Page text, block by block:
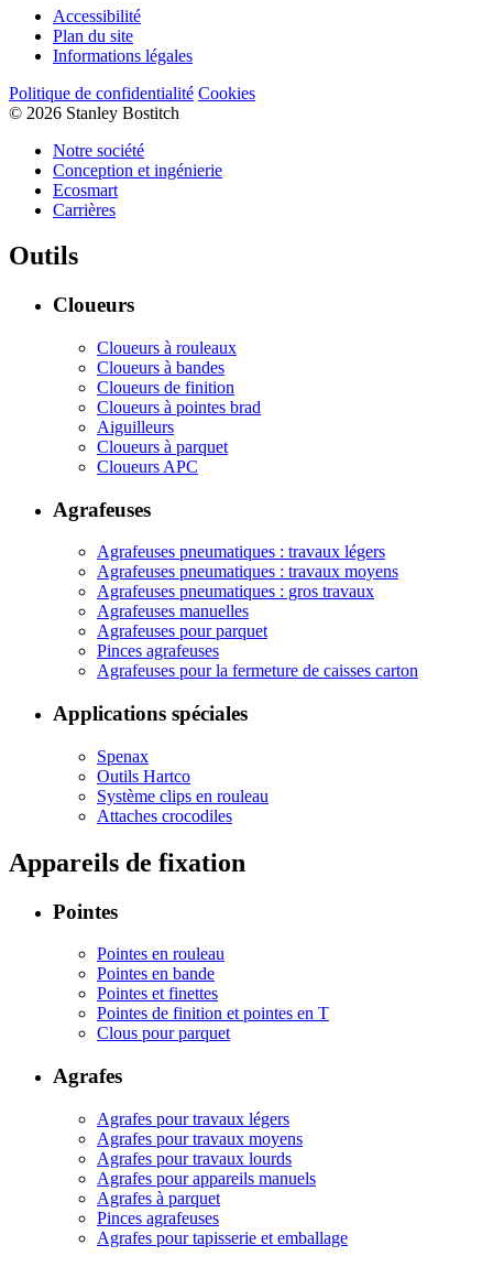
Accessibilité
Plan du site
Informations légales
Politique de confidentialité Cookies
© 2026 Stanley Bostitch
Notre société
Conception et ingénierie
Ecosmart
Carrières
Outils
Cloueurs
Cloueurs à rouleaux
Cloueurs à bandes
Cloueurs de finition
Cloueurs à pointes brad
Aiguilleurs
Cloueurs à parquet
Cloueurs APC
Agrafeuses
Agrafeuses pneumatiques : travaux légers
Agrafeuses pneumatiques : travaux moyens
Agrafeuses pneumatiques : gros travaux
Agrafeuses manuelles
Agrafeuses pour parquet
Pinces agrafeuses
Agrafeuses pour la fermeture de caisses carton
Applications spéciales
Spenax
Outils Hartco
Système clips en rouleau
Attaches crocodiles
Appareils de fixation
Pointes
Pointes en rouleau
Pointes en bande
Pointes et finettes
Pointes de finition et pointes en T
Clous pour parquet
Agrafes
Agrafes pour travaux légers
Agrafes pour travaux moyens
Agrafes pour travaux lourds
Agrafes pour appareils manuels
Agrafes à parquet
Pinces agrafeuses
Agrafes pour tapisserie et emballage